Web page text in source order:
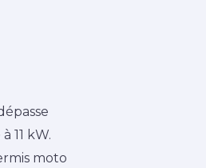
11 kW.
moto